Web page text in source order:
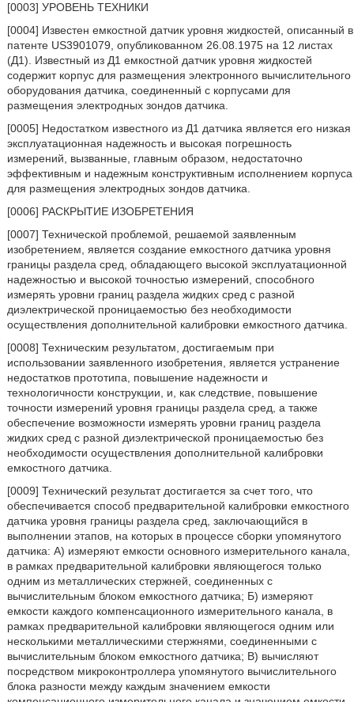
[0003] УРОВЕНЬ ТЕХНИКИ
[0004] Известен емкостной датчик уровня жидкостей, описанный в
патенте US3901079, опубликованном 26.08.1975 на 12 листах
(Д1). Известный из Д1 емкостной датчик уровня жидкостей
содержит корпус для размещения электронного вычислительного
оборудования датчика, соединенный с корпусами для
размещения электродных зондов датчика.
[0005] Недостатком известного из Д1 датчика является его низкая
эксплуатационная надежность и высокая погрешность
измерений, вызванные, главным образом, недостаточно
эффективным и надежным конструктивным исполнением корпуса
для размещения электродных зондов датчика.
[0006] РАСКРЫТИЕ ИЗОБРЕТЕНИЯ
[0007] Технической проблемой, решаемой заявленным
изобретением, является создание емкостного датчика уровня
границы раздела сред, обладающего высокой эксплуатационной
надежностью и высокой точностью измерений, способного
измерять уровни границ раздела жидких сред с разной
диэлектрической проницаемостью без необходимости
осуществления дополнительной калибровки емкостного датчика.
[0008] Техническим результатом, достигаемым при
использовании заявленного изобретения, является устранение
недостатков прототипа, повышение надежности и
технологичности конструкции, и, как следствие, повышение
точности измерений уровня границы раздела сред, а также
обеспечение возможности измерять уровни границ раздела
жидких сред с разной диэлектрической проницаемостью без
необходимости осуществления дополнительной калибровки
емкостного датчика.
[0009] Технический результат достигается за счет того, что
обеспечивается способ предварительной калибровки емкостного
датчика уровня границы раздела сред, заключающийся в
выполнении этапов, на которых в процессе сборки упомянутого
датчика: А) измеряют емкости основного измерительного канала,
в рамках предварительной калибровки являющегося только
одним из металлических стержней, соединенных с
вычислительным блоком емкостного датчика; Б) измеряют
емкости каждого компенсационного измерительного канала, в
рамках предварительной калибровки являющегося одним или
несколькими металлическими стержнями, соединенными с
вычислительным блоком емкостного датчика; В) вычисляют
посредством микроконтроллера упомянутого вычислительного
блока разности между каждым значением емкости